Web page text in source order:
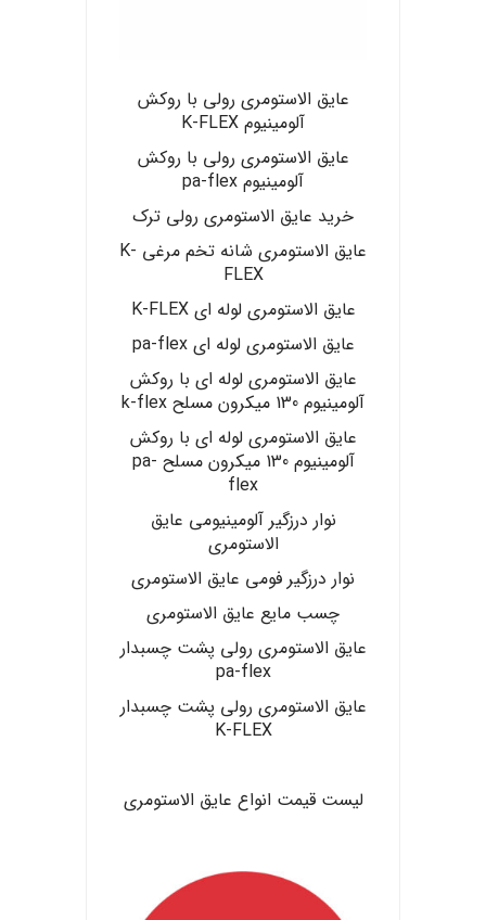
عایق الاستومری رولی با روکش
آلومینیوم K-FLEX
عایق الاستومری رولی با روکش
آلومینیوم pa-flex
خرید عایق الاستومری رولی ترک
عایق الاستومری شانه تخم مرغی K-
FLEX
عایق الاستومری لوله ای K-FLEX
عایق الاستومری لوله ای pa-flex
عایق الاستومری لوله ای با روکش
آلومینیوم 130 میکرون مسلح k-flex
عایق الاستومری لوله ای با روکش
آلومینیوم 130 میکرون مسلح pa-
flex
نوار درزگیر آلومینیومی عایق
الاستومری
نوار درزگیر فومی عایق الاستومری
چسب مایع عایق الاستومری
عایق الاستومری رولی پشت چسبدار
pa-flex
عایق الاستومری رولی پشت چسبدار
K-FLEX
لیست قیمت انواع عایق الاستومری